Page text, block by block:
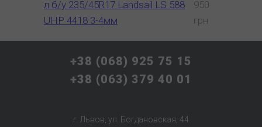
л б/у 235/45R17 Landsail LS 588
UHP 4418 3-4мм
950
грн
+38 (068) 925 75 15
+38 (063) 379 40 01
г. Львов, ул. Богдановская, 44